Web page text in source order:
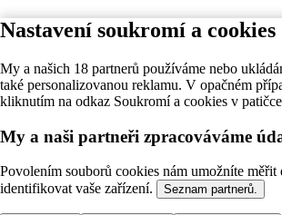
Nastavení soukromí a cookies
My a našich 18 partnerů používáme nebo
také personalizovanou reklamu. V opačném
kliknutím na odkaz Soukromí a cookies v
My a naši partneři zpracováváme
Povolením souborů cookies nám umožníte
identifikovat vaše zařízení.
Seznam partnerů.